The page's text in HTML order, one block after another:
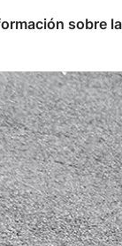
sobre